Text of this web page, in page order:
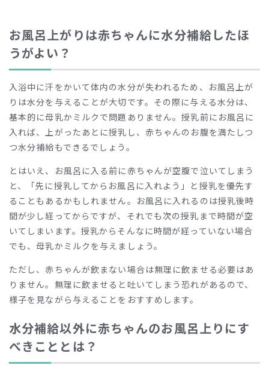
お風呂上がりは赤ちゃんに水分補給したほ
うがよい？
入浴中に汗をかいて体内の水分が失われるため、お風呂上が
りは水分を与えることが大切です。その際に与える水分は、
基本的に母乳かミルクで問題ありません。授乳前にお風呂に
入れば、上がったあとに授乳し、赤ちゃんのお腹を満たしつ
つ水分補給もできるでしょう。
とはいえ、お風呂に入る前に赤ちゃんが空腹で泣いてしまう
と、「先に授乳してからお風呂に入れよう」と授乳を優先す
ることもあるかもしれません。お風呂に入れるのは授乳後時
間が少し経ってからですが、それでも次の授乳まで時間が空
いてしまいます。授乳からそんなに時間が経っていない場合
でも、母乳かミルクを与えましょう。
ただし、赤ちゃんが飲まない場合は無理に飲ませる必要はあ
りません。無理に飲ませると吐いてしまう恐れがあるので、
様子を見ながら与えることをおすすめします。
水分補給以外に赤ちゃんのお風呂上りにす
べきこととは？